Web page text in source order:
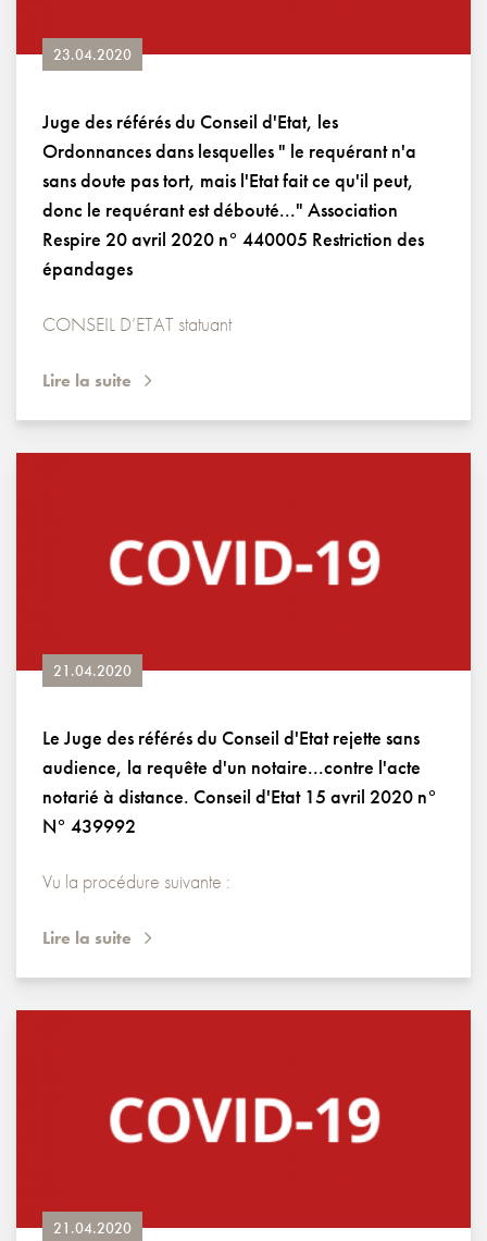
23.04.2020
Juge des référés du Conseil d'Etat, les
Ordonnances dans lesquelles " le requérant n'a
sans doute pas tort, mais l'Etat fait ce qu'il peut,
donc le requérant est débouté..." Association
Respire 20 avril 2020 n° 440005 Restriction des
épandages
CONSEIL D’ETAT statuant
Lire la suite
21.04.2020
Le Juge des référés du Conseil d'Etat rejette sans
audience, la requête d'un notaire...contre l'acte
notarié à distance. Conseil d'Etat 15 avril 2020 n°
N° 439992
Vu la procédure suivante :
Lire la suite
21.04.2020